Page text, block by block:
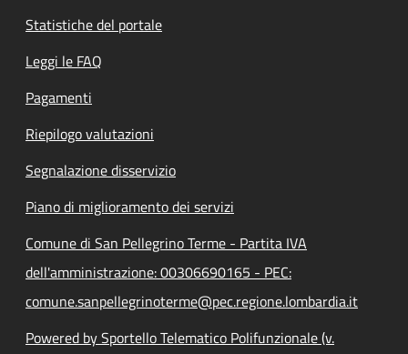
Statistiche del portale
Leggi le FAQ
Pagamenti
Riepilogo valutazioni
Segnalazione disservizio
Piano di miglioramento dei servizi
Comune di San Pellegrino Terme - Partita IVA
dell'amministrazione: 00306690165 - PEC:
comune.sanpellegrinoterme@pec.regione.lombardia.it
Powered by Sportello Telematico Polifunzionale (v.